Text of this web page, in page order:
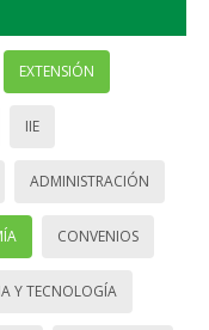
EXTENSIÓN
IIE
ADMINISTRACIÓN
CONVENIOS
Y TECNOLOGÍA